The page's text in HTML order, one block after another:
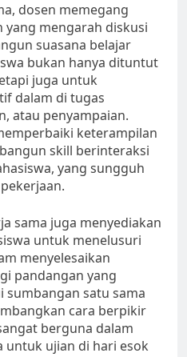
dosen memegang
yang mengarah diskusi
suasana belajar
bukan hanya dituntut
juga untuk
dalam di tugas
atau penyampaian.
keterampilan
skill berinteraksi
yang sungguh
sama juga menyediakan
untuk menelusuri
menyelesaikan
pandangan yang
sumbangan satu sama
cara berpikir
berguna dalam
untuk ujian di hari esok